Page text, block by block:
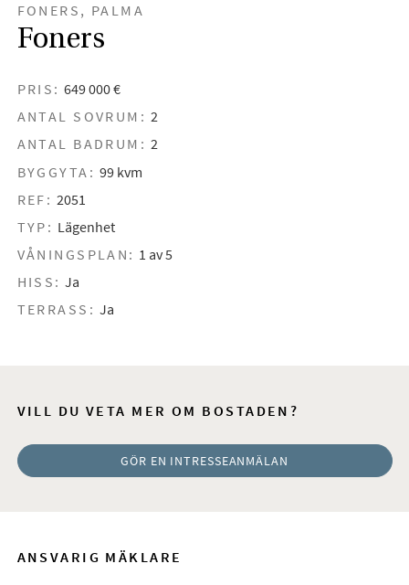
FONERS, PALMA
Foners
PRIS: 649 000 €
ANTAL SOVRUM: 2
ANTAL BADRUM: 2
BYGGYTA: 99 kvm
REF: 2051
TYP: Lägenhet
VÅNINGSPLAN: 1 av 5
HISS: Ja
TERRASS: Ja
VILL DU VETA MER OM BOSTADEN?
GÖR EN INTRESSEANMÄLAN
ANSVARIG MÄKLARE